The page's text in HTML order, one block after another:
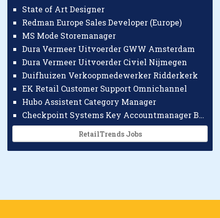
State of Art Designer
Redman Europe Sales Developer (Europe)
MS Mode Storemanager
Dura Vermeer Uitvoerder GWW Amsterdam
Dura Vermeer Uitvoerder Civiel Nijmegen
Duifhuizen Verkoopmedewerker Ridderkerk
EK Retail Customer Support Omnichannel
Hubo Assistent Category Manager
Checkpoint Systems Key Accountmanager Benelux
RetailTrends Jobs